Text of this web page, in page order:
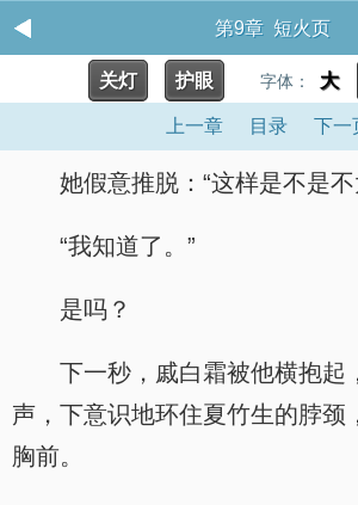
第9章 短火页
关灯 护眼 字体： 大
上一章 目录 下一
她假意推脱：“这样是不是不
“我知道了。”
是吗？
下一秒，戚白霜被他横抱起
声，下意识地环住夏竹生的脖颈
胸前。